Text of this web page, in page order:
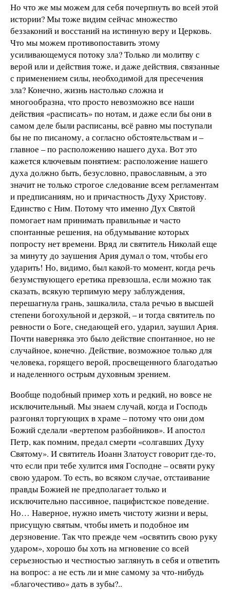
Но что же мы можем для себя почерпнуть во всей этой
истории? Мы тоже видим сейчас множество
беззаконий и восстаний на истинную веру и Церковь.
Что мы можем противопоставить этому
усиливающемуся потоку зла? Только ли молитву с
верой или и действия тоже, и даже действия, связанные
с применением силы, необходимой для пресечения
зла? Конечно, жизнь настолько сложна и
многообразна, что просто невозможно все наши
действия «расписать» по нотам, и даже если бы они в
самом деле были расписаны, всё равно мы поступали
бы не по писаному, а согласно обстоятельствам и –
главное – по расположению нашего духа. Вот это
кажется ключевым понятием: расположение нашего
духа должно быть, безусловно, православным, а это
значит не только строгое следование всем регламентам
и предписаниям, но и причастность Духу Христову.
Единство с Ним. Потому что именно Дух Святой
помогает нам принимать правильные и часто
спонтанные решения, на обдумывание которых
попросту нет времени. Вряд ли святитель Николай еще
за минуту до заушения Ария думал о том, чтобы его
ударить! Но, видимо, был какой-то момент, когда речь
безумствующего еретика превзошла, если можно так
сказать, всякую терпимую меру заблуждения,
перешагнула грань, зашкалила, стала речью в высшей
степени богохульной и дерзкой, – и тогда святитель по
ревности о Боге, снедающей его, ударил, заушил Ария.
Почти наверняка это было действие спонтанное, но не
случайное, конечно. Действие, возможное только для
человека, горящего верой, просвещенного благодатью
и наделенного острым духовным зрением.
Вообще подобный пример хоть и редкий, но вовсе не
исключительный. Мы знаем случай, когда и Господь
разгонял торгующих в храме – потому что они дом
Божий сделали «вертепом разбойников». И апостол
Петр, как помним, предал смерти «солгавших Духу
Святому». И святитель Иоанн Златоуст говорит где-то,
что если при тебе хулится имя Господне – освяти руку
свою ударом. То есть, во всяком случае, отстаивание
правды Божией не предполагает только и
исключительно пассивное, пацифистское поведение.
Но… Наверное, нужно иметь чистоту жизни и веры,
присущую святым, чтобы иметь и подобное им
дерзновение. Так что прежде чем «освятить свою руку
ударом», хорошо бы хоть на мгновение со всей
серьезностью и честностью заглянуть в себя и ответить
на вопрос: а не есть ли и мне самому за что-нибудь
«благочестиво» дать в зубы?..